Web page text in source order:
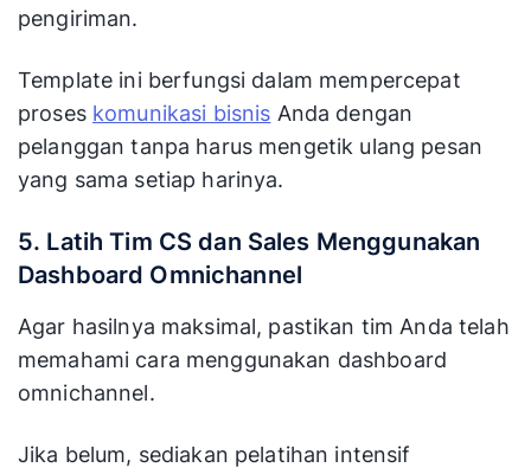
pengiriman.
Template ini berfungsi dalam mempercepat
proses komunikasi bisnis Anda dengan
pelanggan tanpa harus mengetik ulang pesan
yang sama setiap harinya.
5. Latih Tim CS dan Sales Menggunakan
Dashboard Omnichannel
Agar hasilnya maksimal, pastikan tim Anda telah
memahami cara menggunakan dashboard
omnichannel.
Jika belum, sediakan pelatihan intensif